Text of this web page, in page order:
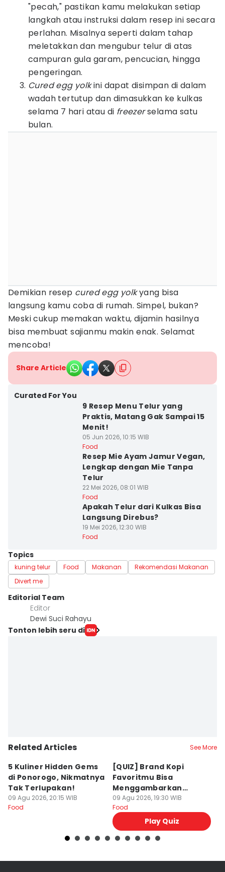
"pecah," pastikan kamu melakukan setiap
langkah atau instruksi dalam resep ini secara
perlahan. Misalnya seperti dalam tahap
meletakkan dan mengubur telur di atas
campuran gula garam, pencucian, hingga
pengeringan.
Cured egg yolkini dapat disimpan di dalam
wadah tertutup dan dimasukkan ke kulkas
selama 7 hari atau di freezerselama satu
bulan.
Demikian resep cured egg yolkyang bisa
langsung kamu coba di rumah. Simpel, bukan?
Meski cukup memakan waktu, dijamin hasilnya
bisa membuat sajianmu makin enak. Selamat
mencoba!
Share Article
Curated For You
9 Resep Menu Telur yang
Praktis, Matang Gak Sampai 15
Menit!
05 Jun 2026, 10:15 WIB
Food
Resep Mie Ayam Jamur Vegan,
Lengkap dengan Mie Tanpa
Telur
22 Mei 2026, 08:01 WIB
Food
Apakah Telur dari Kulkas Bisa
Langsung Direbus?
19 Mei 2026, 12:30 WIB
Food
Topics
kuning telur Food Makanan
Rekomendasi Makanan
Divert me
Editorial Team
Editor
Dewi Suci Rahayu
Tonton lebih seru di
Related Articles See More
5 Kuliner Hidden Gems
di Ponorogo, Nikmatnya
Tak Terlupakan!
09 Agu 2026, 20:15 WIB
Food
[QUIZ] Brand Kopi
Favoritmu Bisa
Menggambarkan
Kepribadianmu Lho!
09 Agu 2026, 19:30 WIB
Food
Play Quiz